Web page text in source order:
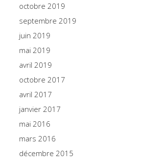
octobre 2019
septembre 2019
juin 2019
mai 2019
avril 2019
octobre 2017
avril 2017
janvier 2017
mai 2016
mars 2016
décembre 2015